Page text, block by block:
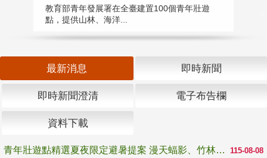
教育部青年發展署在全臺建置100個青年壯遊
點，提供山林、海洋...
最新消息 即時新聞
即時新聞澄清 電子布告欄
資料下載
115-08-08
青年壯遊點精選夏夜限定避暑提案 漫天蝠影、竹林尋蛙、茶香夜觀 邀青年暮色出發